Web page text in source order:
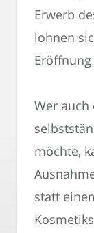
Erwerb
lohnen
Wer
möchte,
statt